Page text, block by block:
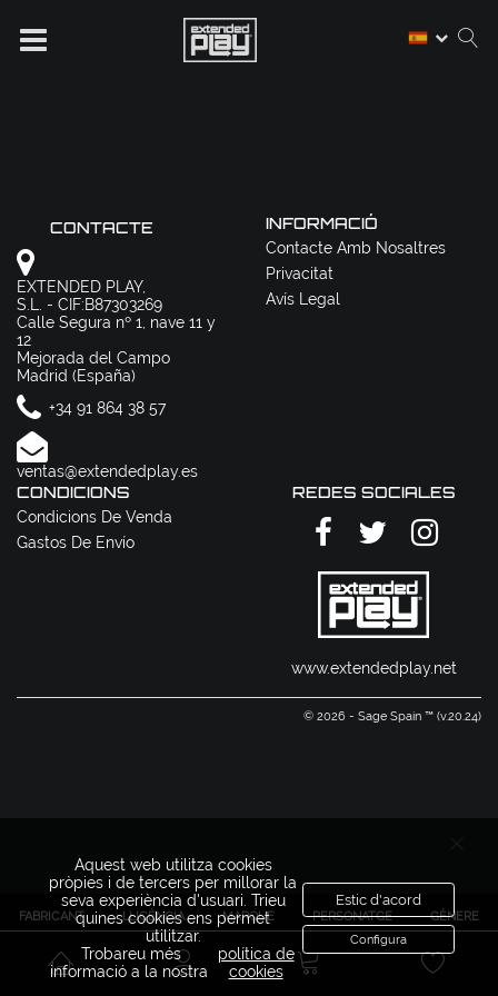
FABRICANT LLICÈNCIA MARQUE PERSONATGE GÈNERE
CONTACTE
EXTENDED PLAY,
S.L. - CIF:B87303269
Calle Segura nº 1, nave 11 y
12
Mejorada del Campo
Madrid (España)
+34 91 864 38 57
ventas@extendedplay.es
INFORMACIÓ
Contacte Amb Nosaltres
Privacitat
Avís Legal
CONDICIONS
Condicions De Venda
Gastos De Envío
REDES SOCIALES
www.extendedplay.net
© 2026 - Sage Spain ™ (v.20.24)
Aquest web utilitza cookies
pròpies i de tercers per millorar la
seva experiència d'usuari. Trieu
quines cookies ens permet
utilitzar.
Trobareu més
informació a la nostra
política de
cookies
Estic d'acord
Configura